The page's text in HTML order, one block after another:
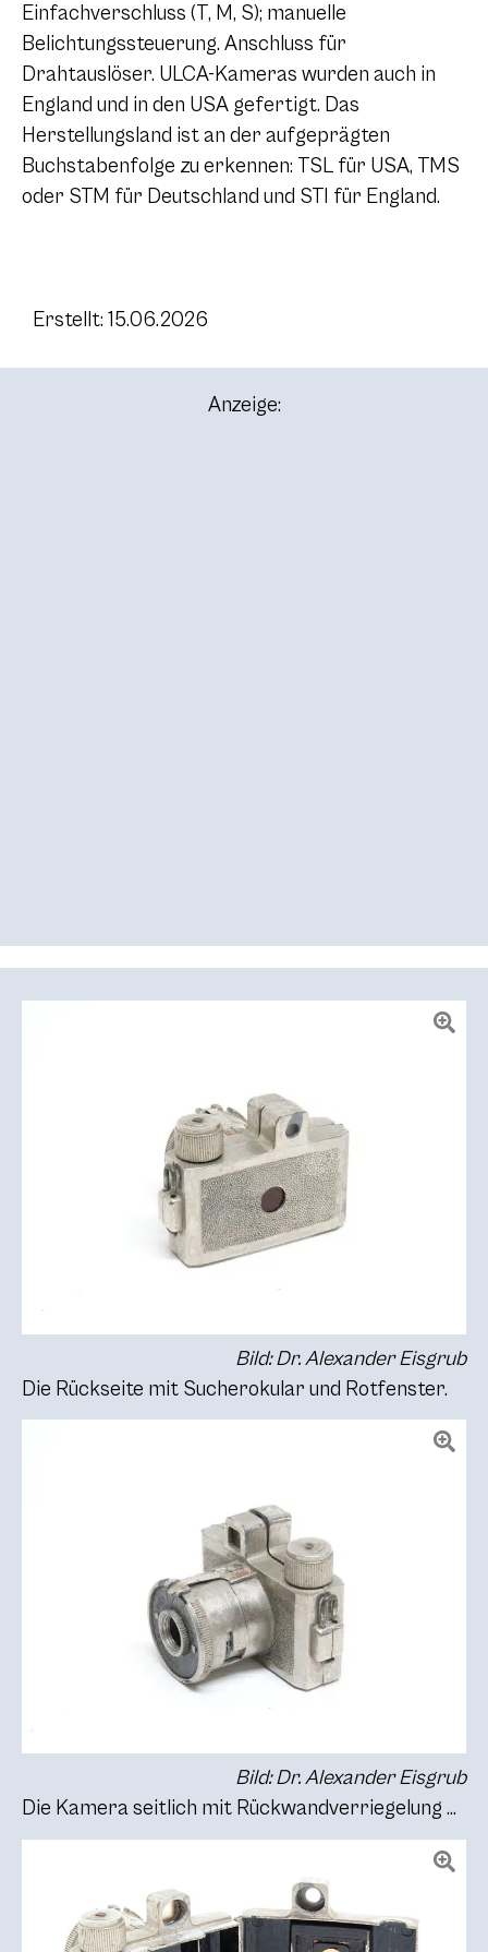
Einfachverschluss (T, M, S); manuelle
Belichtungssteuerung. Anschluss für
Drahtauslöser. ULCA-Kameras wurden auch in
England und in den USA gefertigt. Das
Herstellungsland ist an der aufgeprägten
Buchstabenfolge zu erkennen: TSL für USA, TMS
oder STM für Deutschland und STI für England.
Erstellt: 15.06.2026
Anzeige:
Bild: Dr. Alexander Eisgrub
Die Rückseite mit Sucherokular und Rotfenster.
Bild: Dr. Alexander Eisgrub
Die Kamera seitlich mit Rückwandverriegelung …